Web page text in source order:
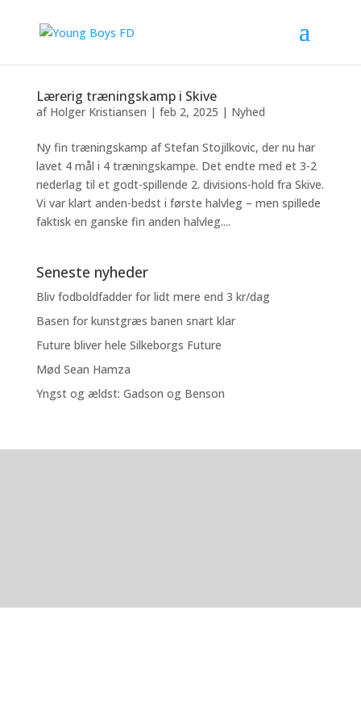
Lærerig træningskamp i Skive
af Holger Kristiansen | feb 2, 2025 | Nyhed
Ny fin træningskamp af Stefan Stojilkovic, der nu har
lavet 4 mål i 4 træningskampe. Det endte med et 3-2
nederlag til et godt-spillende 2. divisions-hold fra Skive.
Vi var klart anden-bedst i første halvleg – men spillede
faktisk en ganske fin anden halvleg....
Seneste nyheder
Bliv fodboldfadder for lidt mere end 3 kr/dag
Basen for kunstgræs banen snart klar
Future bliver hele Silkeborgs Future
Mød Sean Hamza
Yngst og ældst: Gadson og Benson